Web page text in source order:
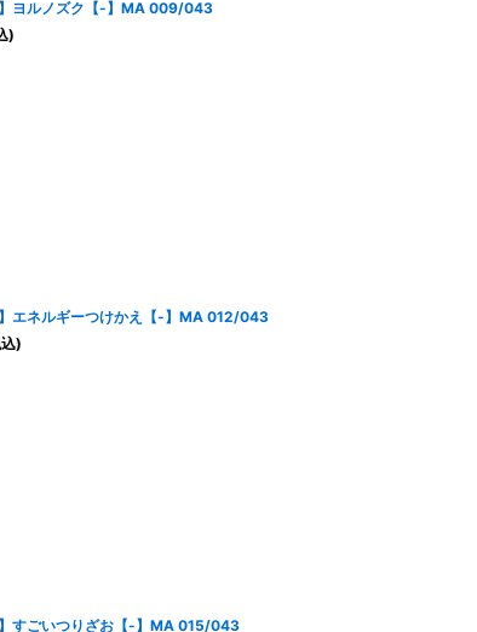
】ヨルノズク【-】MA 009/043
)
】エネルギーつけかえ【-】MA 012/043
)
】すごいつりざお【-】MA 015/043